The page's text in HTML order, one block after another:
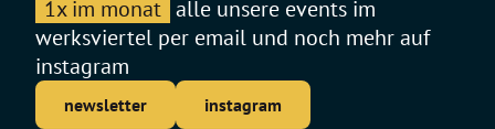
1x im monat alle unsere events im
werksviertel per email und noch mehr auf
instagram
newsletter instagram